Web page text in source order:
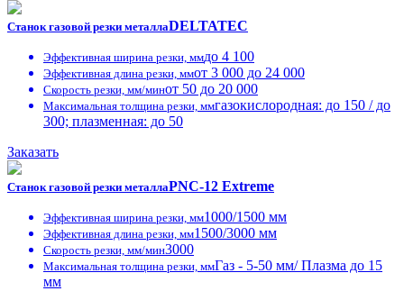
Станок газовой резки металлаDELTATEC
Эффективная ширина резки, ммдо 4 100
Эффективная длина резки, ммот 3 000 до 24 000
Скорость резки, мм/минот 50 до 20 000
Максимальная толщина резки, ммгазокислородная: до 150 / до
300; плазменная: до 50
Заказать
Станок газовой резки металлаPNC-12 Extreme
Эффективная ширина резки, мм1000/1500 мм
Эффективная длина резки, мм1500/3000 мм
Скорость резки, мм/мин3000
Максимальная толщина резки, ммГаз - 5-50 мм/ Плазма до 15
мм